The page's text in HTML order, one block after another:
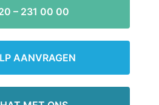
– 231 00 00
AANVRAGEN